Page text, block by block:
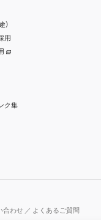
）
用
ク集
合わせ ／ よくあるご質問